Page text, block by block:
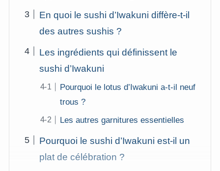
En quoi le sushi d’Iwakuni diffère-t-il
des autres sushis ?
Les ingrédients qui définissent le
sushi d’Iwakuni
Pourquoi le lotus d’Iwakuni a-t-il neuf
trous ?
Les autres garnitures essentielles
Pourquoi le sushi d’Iwakuni est-il un
plat de célébration ?